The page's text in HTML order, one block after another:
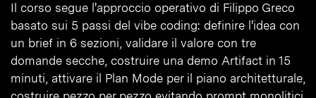
Il corso segue l'approccio operativo di Filippo Greco
basato sui 5 passi del vibe coding: definire l'idea con
un brief in 6 sezioni, validare il valore con tre
domande secche, costruire una demo Artifact in 15
minuti, attivare il Plan Mode per il piano architetturale,